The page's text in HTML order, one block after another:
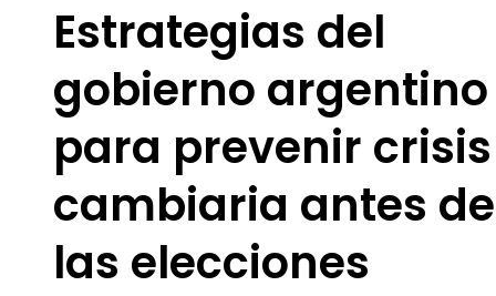
Estrategias del
gobierno argentino
para prevenir crisis
cambiaria antes de
las elecciones